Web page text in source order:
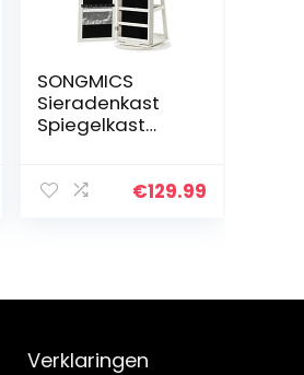
SONGMICS
Sieradenkast
Spiegelkast
in-1
€129.99
Verklaringen